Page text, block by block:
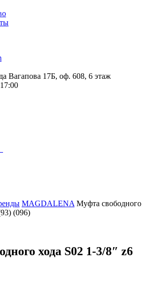
Вагапова 17Б, оф. 608, 6 этаж
MAGDALENA Муфта свободного
(096)
хода S02 1-3/8″ z6